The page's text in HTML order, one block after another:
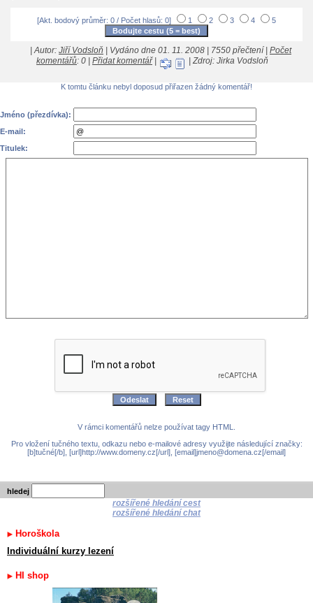
[Akt. bodový průměr: 0 / Počet hlasů: 0] 1 2 3 4 5
| Autor: Jiří Vodsloň | Vydáno dne 01. 11. 2008 | 7550 přečtení | Počet
komentářů: 0 | Přidat komentář| | Zdroj: Jirka Vodsloň
K tomtu článku nebyl doposud přiřazen žádný komentář!
Jméno (přezdívka):
E-mail:
Titulek:
V rámci komentářů nelze používat tagy HTML.
Pro vložení tučného textu, odkazu nebo e-mailové adresy využijte následující značky:
[b]tučné[/b], [url]http://www.domeny.cz[/url], [email]jmeno@domena.cz[/email]
hledej
rozšířené hledání cest
rozšířené hledání chat
Horoškola
Individuální kurzy lezení
HI shop